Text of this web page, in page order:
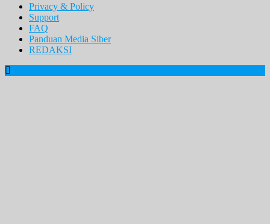
Privacy & Policy
Support
FAQ
Panduan Media Siber
REDAKSI